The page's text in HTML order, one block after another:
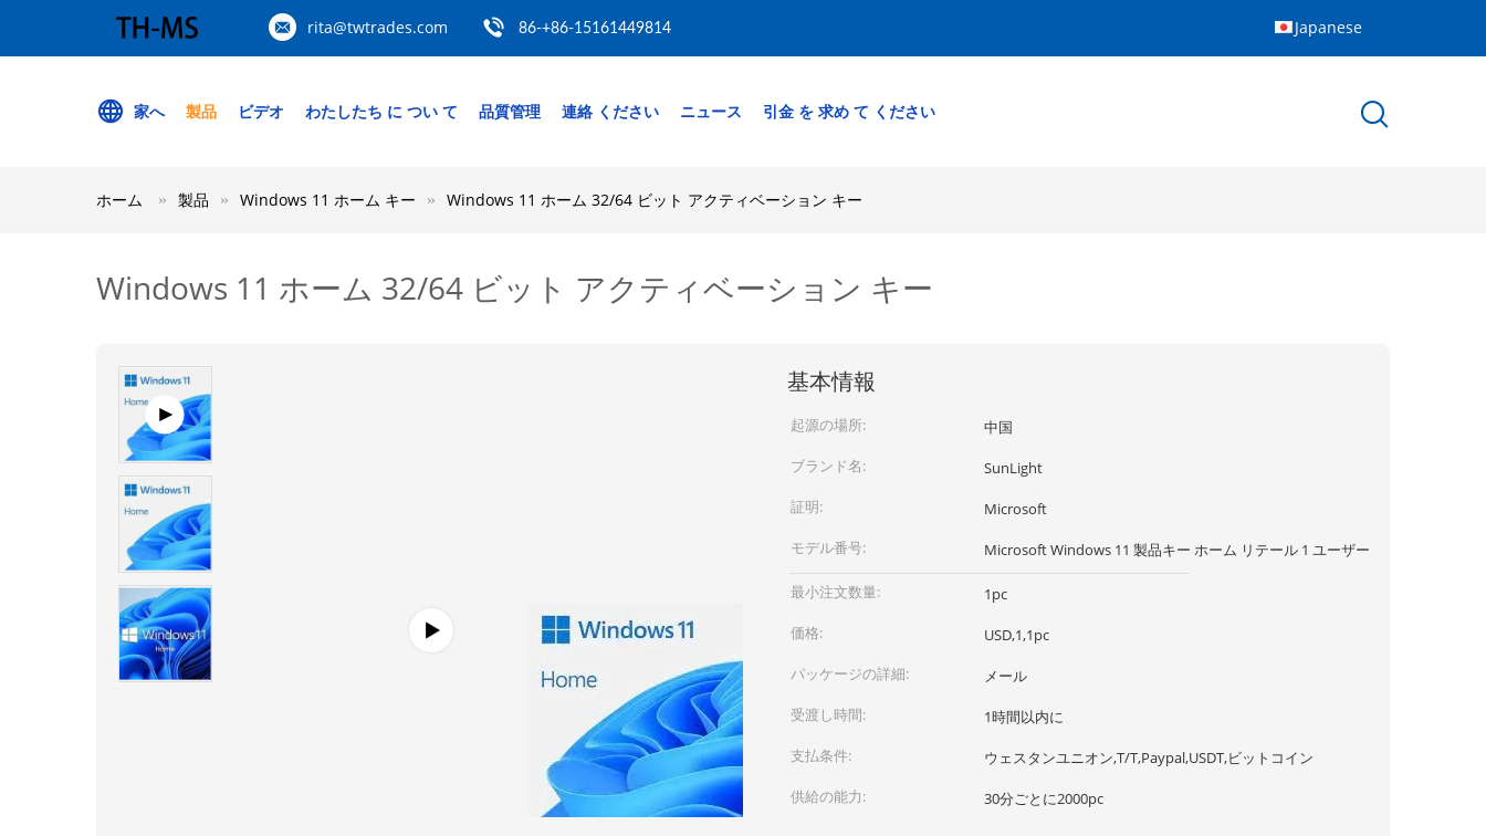
rita@twtrades.com 86-+86-15161449814 Japanese
家へ 製品 ビデオ わたしたち に つい て 品質管理 連絡 ください ニュース 引金 を 求め て ください
ホーム 製品 Windows 11 ホーム キー Windows 11 ホーム 32/64 ビット アクティベーション キー
Windows 11 ホーム 32/64 ビット アクティベーション キー
基本情報
起源の場所:
中国
ブランド名:
SunLight
証明:
Microsoft
モデル番号:
Microsoft Windows 11 製品キー ホーム リテール 1 ユーザー
最小注文数量:
1pc
価格:
USD,1,1pc
パッケージの詳細:
メール
受渡し時間:
1時間以内に
支払条件:
ウェスタンユニオン,T/T,Paypal,USDT,ビットコイン
供給の能力:
30分ごとに2000pc